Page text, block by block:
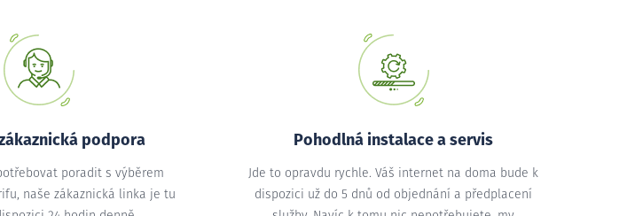
podpora
poradit s výběrem
naše zákaznická linka je tu
Pohodlná instalace a servis
Jde to opravdu rychle. Váš internet na doma bude k
dispozici už do 5 dnů od objednání a předplacení